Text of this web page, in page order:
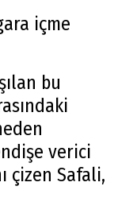
içme
bu
verici
çizen Safali,